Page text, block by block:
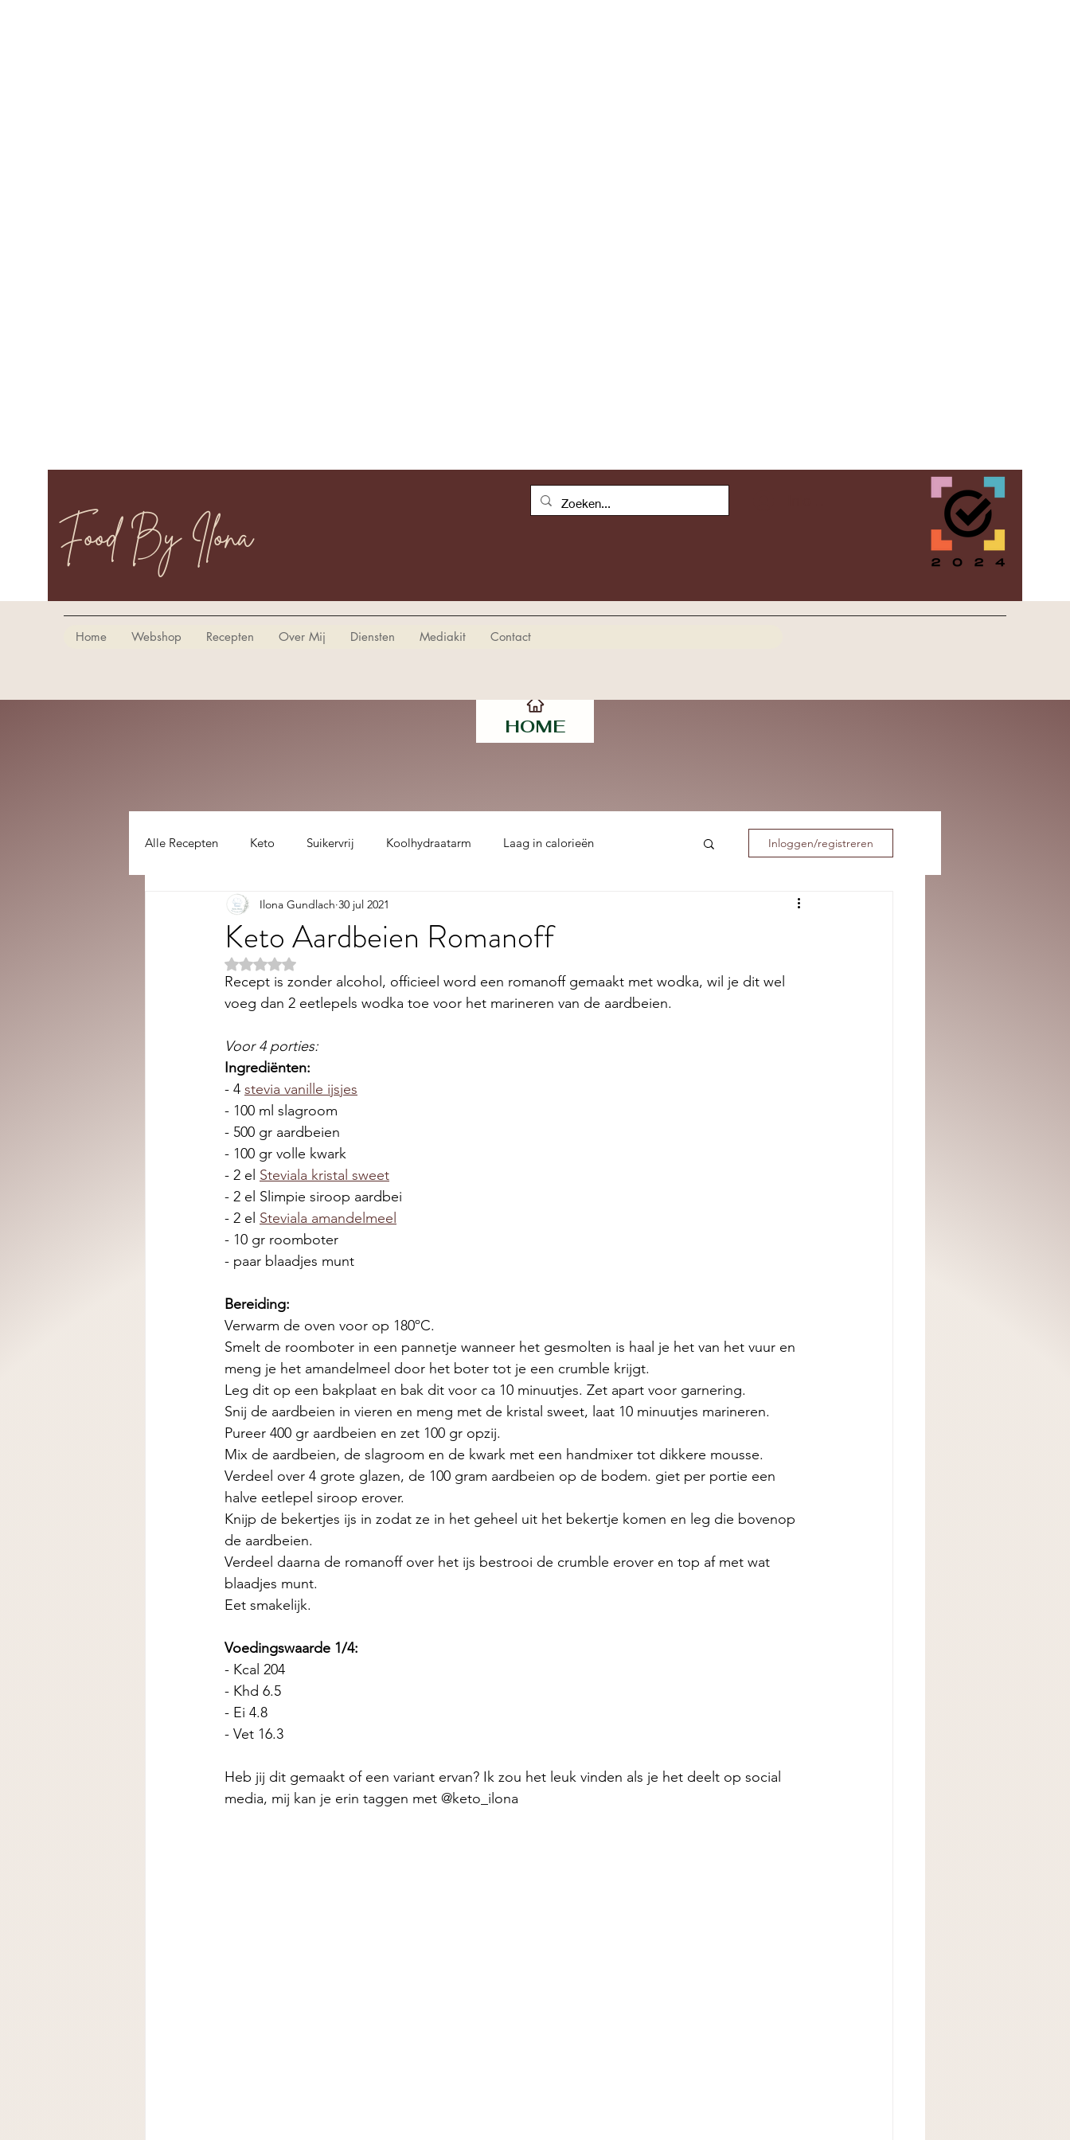
Food By Ilona
Home Webshop Recepten Over Mij Diensten Mediakit Contact
HOME
Alle Recepten Keto Suikervrij Koolhydraatarm Laag in calorieën
Lekker gezellig :) hoofdgerecht
Inloggen/registreren
Keto Aardbeien Romanoff
Ilona Gundlach 30 jul 2021
Beoordeeld met NaN uit 5 sterren.
Recept is zonder alcohol, officieel word een romanoff gemaakt met wodka, wil je dit wel
voeg dan 2 eetlepels wodka toe voor het marineren van de aardbeien.
Voor 4 porties:
Ingrediënten:
- 4 stevia vanille ijsjes
- 100 ml slagroom
- 500 gr aardbeien
- 100 gr volle kwark
- 2 el Steviala kristal sweet
- 2 el Slimpie siroop aardbei
- 2 el Steviala amandelmeel
- 10 gr roomboter
- paar blaadjes munt
Bereiding:
Verwarm de oven voor op 180ºC.
Smelt de roomboter in een pannetje wanneer het gesmolten is haal je het van het vuur en
meng je het amandelmeel door het boter tot je een crumble krijgt.
Leg dit op een bakplaat en bak dit voor ca 10 minuutjes. Zet apart voor garnering.
Snij de aardbeien in vieren en meng met de kristal sweet, laat 10 minuutjes marineren.
Pureer 400 gr aardbeien en zet 100 gr opzij.
Mix de aardbeien, de slagroom en de kwark met een handmixer tot dikkere mousse.
Verdeel over 4 grote glazen, de 100 gram aardbeien op de bodem. giet per portie een
halve eetlepel siroop erover.
Knijp de bekertjes ijs in zodat ze in het geheel uit het bekertje komen en leg die bovenop
de aardbeien.
Verdeel daarna de romanoff over het ijs bestrooi de crumble erover en top af met wat
blaadjes munt.
Eet smakelijk.
Voedingswaarde 1/4:
- Kcal 204
- Khd 6.5
- Ei 4.8
- Vet 16.3
Heb jij dit gemaakt of een variant ervan? Ik zou het leuk vinden als je het deelt op social
media, mij kan je erin taggen met @keto_ilona